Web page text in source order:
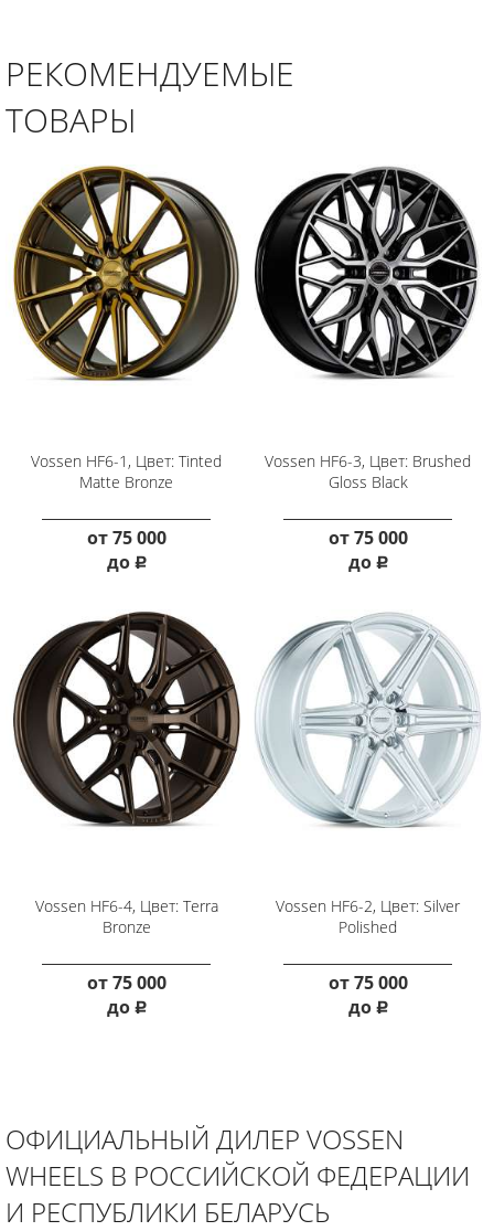
РЕКОМЕНДУЕМЫЕ
ТОВАРЫ
Vossen HF6-1, Цвет: Tinted
Matte Bronze
от75 000
до руб.
Vossen HF6-3, Цвет: Brushed
Gloss Black
от75 000
до руб.
Vossen HF6-4, Цвет: Terra
Bronze
от75 000
до руб.
Vossen HF6-2, Цвет: Silver
Polished
от75 000
до руб.
ОФИЦИАЛЬНЫЙ ДИЛЕР VOSSEN
WHEELS В РОССИЙСКОЙ ФЕДЕРАЦИИ
И РЕСПУБЛИКИ БЕЛАРУСЬ